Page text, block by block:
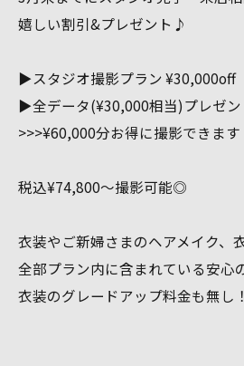
嬉しい割引&プレゼント♪
▶︎スタジオ撮影プラン ¥30,000off
▶︎全データ(¥30,000相当)プレゼン
>>>¥60,000分お得に撮影できます
税込¥74,800〜撮影可能◎
衣装やご新婦さまのヘアメイク、
全部プラン内に含まれている安心
衣装のグレードアップ料金も無し！